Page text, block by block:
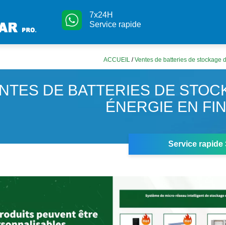
7x24H
Service rapide
ACCUEIL /Ventes de batteries de stockage
DE BATTERIES DE
ÉNERGIE EN
Service rapide